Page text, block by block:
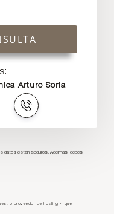
Arturo Soria
datos están seguros. Además, debes
proveedor de hosting -, que